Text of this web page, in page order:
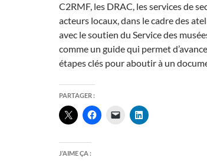
C2RMF, les DRAC, les services de
acteurs locaux, dans le cadre des
avec le soutien du Service des
comme un guide qui permet
étapes clés pour aboutir à un
PARTAGER :
J’AIME ÇA :